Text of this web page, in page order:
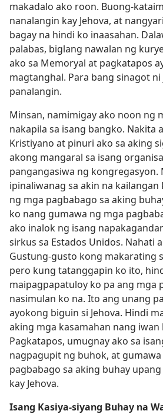
makadalo ako roon. Buong-
nanalangin kay Jehova, at
bagay na hindi ko inaasahan.
palabas, biglang nawalan ng
ako sa Memoryal at pagkatapos
magtanghal. Para bang sinagot ni
panalangin.
Minsan, namimigay ako noon ng
nakapila sa isang bangko. Nakita
Kristiyano at pinuri ako sa aking
akong mangaral sa isang
pangangasiwa ng kongregasyon.
ipinaliwanag sa akin na
ng mga pagbabago sa aking
ko nang gumawa ng mga
ako inalok ng isang
sirkus sa Estados Unidos. Nahati
Gustung-gusto kong makarating
pero kung tatanggapin ko ito,
maipagpapatuloy ko pa ang mga
nasimulan ko na. Ito ang unang
ayokong biguin si Jehova. Hindi
aking mga kasamahan nang iwan
Pagkatapos, umugnay ako sa
nagpagupit ng buhok, at
pagbabago sa aking buhay
kay Jehova.
Isang Kasiya-siyang Buhay na